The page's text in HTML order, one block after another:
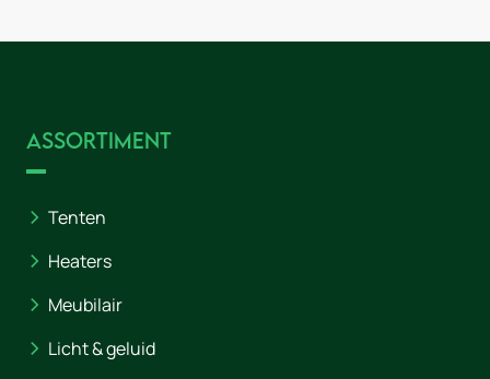
Assortiment
Tenten
Heaters
Meubilair
Licht & geluid